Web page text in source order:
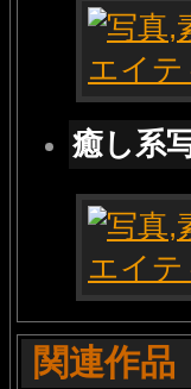
癒し系
関連作品